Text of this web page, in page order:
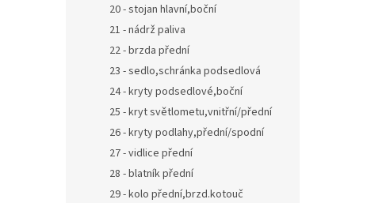
20 - stojan hlavní,boční
21 - nádrž paliva
22 - brzda přední
23 - sedlo,schránka podsedlová
24 - kryty podsedlové,boční
25 - kryt světlometu,vnitřní/přední
26 - kryty podlahy,přední/spodní
27 - vidlice přední
28 - blatník přední
29 - kolo přední,brzd.kotouč